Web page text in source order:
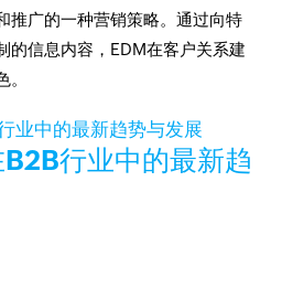
推广的一种营销策略。通过向特
的信息内容，EDM在客户关系建
行业中的最新趋